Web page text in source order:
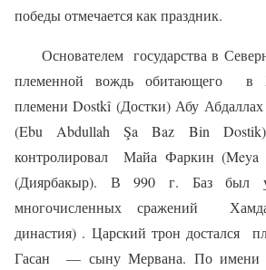
победы отмечается как праздник.
Основателем государства в
племенной вождь обитающего
в
племени Dostkî (Достки) Абу
(Ebu Abdullah Şa Baz Bin
контролировал
Майа Фаркин (Meya
(Диярбакыр). В 990 г. Баз был
многочисленных сражений
династия) . Царский трон достался
Гасан
— сыну Мервана. По имени